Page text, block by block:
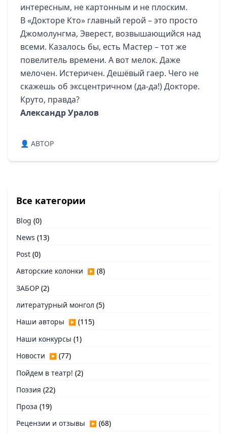
интересным, не картонным и не плоским.
В «Докторе Кто» главный герой – это просто
Джомолунгма, Эверест, возвышающийся над
всеми. Казалось бы, есть Мастер – тот же
повелитель времени. А вот мелок. Даже
мелочен. Истеричен. Дешёвый гаер. Чего не
скажешь об эксцентричном (да-да!) Докторе.
Круто, правда?
Александр Уралов
👤 ABTOP
Все категории
Blog (0)
News (13)
Post (0)
Авторские колонки ▶ (8)
ЗАБОР (2)
литературный монгол (5)
Наши авторы ▶ (115)
Наши конкурсы (1)
Новости ▶ (77)
Пойдем в театр! (2)
Поэзия (22)
Проза (19)
Рецензии и отзывы ▶ (68)